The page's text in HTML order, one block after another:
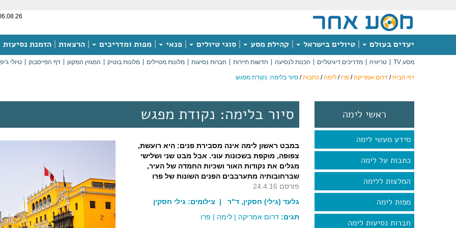
יעדים בעולם טיולים בישראל קהילת מסע סוגי טיולים פנאי מפות ומדריכים הרצאות הזמנת נסיעות
מסע TV טריוויה מדריכים דיגיטליים הכנות לנסיעה חדשות תיירות חברות נסיעות מלונות מטיילים מלונות בוטיק המגזין המקוון דף הפייסבוק טיולי
דף הבית/ דרום אמריקה/ פרו / לימה/ כתבות/ סיור בלימה: נקודת מפגש
ראשי לימה
מידע מעשי לימה
כתבות על לימה
המלצות ללימה
מפות לימה
חברות נסיעות לימה
סיור בלימה: נקודת מפגש
במבט ראשון לימה אינה מסבירת פנים: היא רועשת,
צפופה, מוקפת בשכונות עוני. אבל מבט שני ושלישי
מגלים את נקודות האור ושכיות החמדה של העיר,
שברחובותיה מתערבבים הפנים השונות של פרו
פורסם 24.4.16
גלעד (גילי) חסקין, ד"ר
| צילומים: גילי חסקין
תגים: דרום אמריקה | לימה | פרו